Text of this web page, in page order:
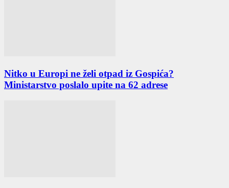
Nitko u Europi ne želi otpad iz Gospića?
Ministarstvo poslalo upite na 62 adrese